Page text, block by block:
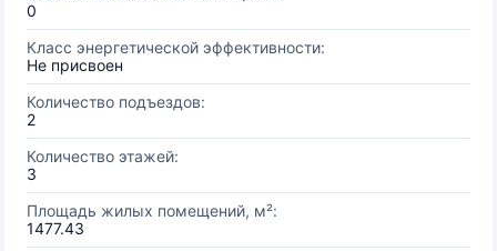
0
Класс энергетической эффективности:
Не присвоен
Количество подъездов:
2
Количество этажей:
3
Площадь жилых помещений, м²:
1477.43